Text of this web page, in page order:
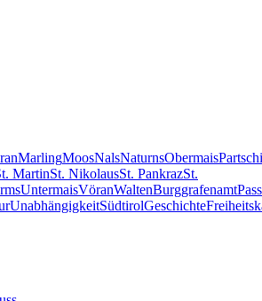
MarlingMoosNalsNaturnsObermais
MartinSt. NikolausSt. PankrazSt.
UntermaisVöranWaltenBurggrafenamt
UnabhängigkeitSüdtirolGeschichte